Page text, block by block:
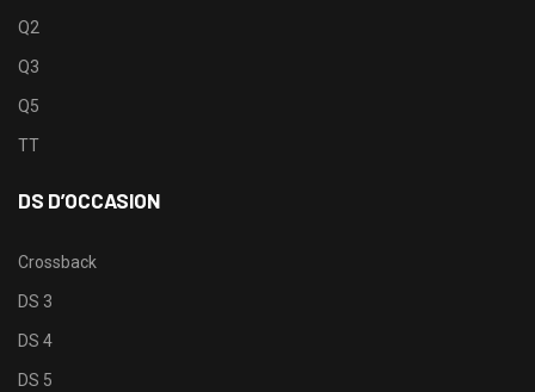
Q2
Q3
Q5
TT
DS D’OCCASION
Crossback
DS 3
DS 4
DS 5